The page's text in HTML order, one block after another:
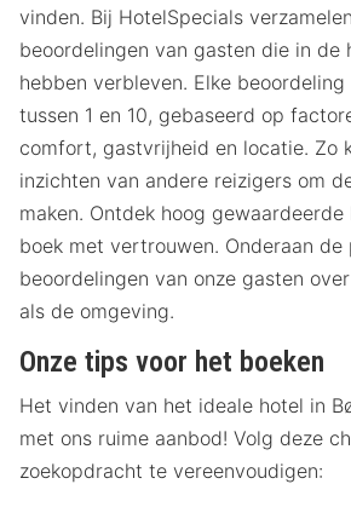
vinden. Bij HotelSpecials
beoordelingen van gasten die in de
hebben verbleven. Elke
tussen 1 en 10, gebaseerd op
comfort, gastvrijheid en locatie. Zo
inzichten van andere reizigers om
maken. Ontdek hoog
boek met vertrouwen. Onderaan
beoordelingen van onze gasten
als de omgeving.
Onze tips voor het boeken
Het vinden van het ideale hotel in
met ons ruime aanbod! Volg deze
zoekopdracht te vereenvoudigen: